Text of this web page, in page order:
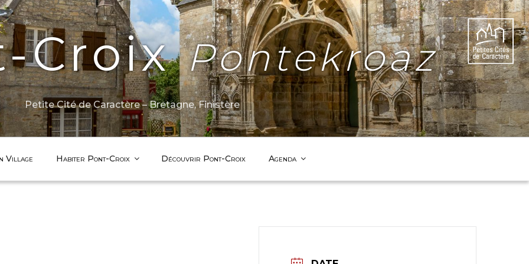
CroixPontekroaz
Petite Cité de Caractère – Bretagne, Finistère
Village Habiter Pont-Croix Découvrir Pont-Croix Agenda